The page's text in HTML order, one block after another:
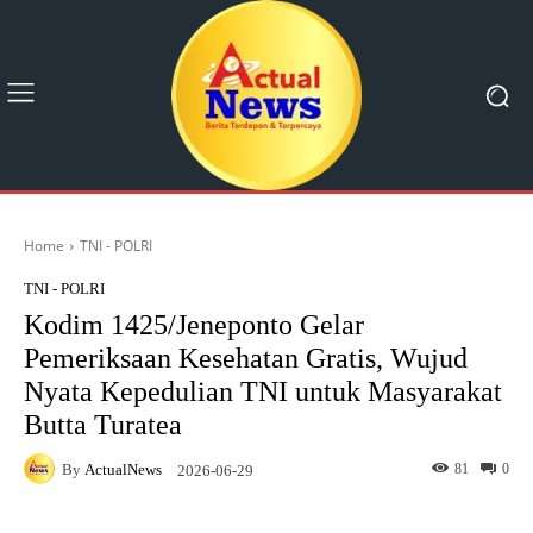
Home TNI - POLRI
TNI - POLRI
Kodim 1425/Jeneponto Gelar
Pemeriksaan Kesehatan Gratis, Wujud
Nyata Kepedulian TNI untuk Masyarakat
Butta Turatea
By ActualNews 2026-06-29 0
81